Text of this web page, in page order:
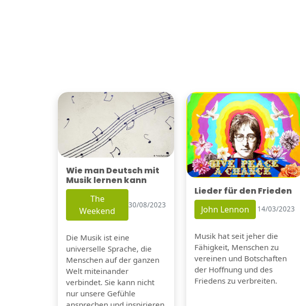
Wie man Deutsch mit
Musik lernen kann
The
Weekend
30/08/2023
Die Musik ist eine
universelle Sprache, die
Menschen auf der ganzen
Welt miteinander
verbindet. Sie kann nicht
nur unsere Gefühle
Lieder für den Frieden
John Lennon 14/03/2023
Musik hat seit jeher die
Fähigkeit, Menschen zu
vereinen und Botschaften
der Hoffnung und des
Friedens zu verbreiten.